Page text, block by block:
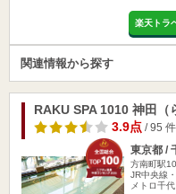
楽天トラ
関連情報から探す
RAKU SPA 1010 神田（
3.9点/ 95 件
東京都 /
方南町駅
JR中央線
メトロ千代